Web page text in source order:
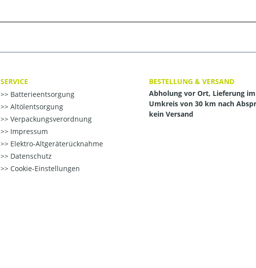
SERVICE
Batterieentsorgung
Altölentsorgung
Verpackungsverordnung
Impressum
Elektro-Altgeräterücknahme
Datenschutz
Cookie-Einstellungen
BESTELLUNG & VERSAND
Abholung vor Ort, Lieferung im
Umkreis von 30 km nach
kein Versand